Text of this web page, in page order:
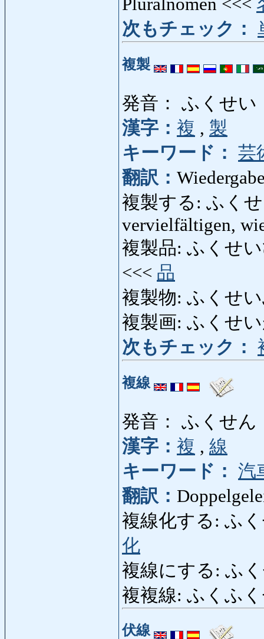
Pluralnomen <<<
次もチェック：
複製
発音： ふくせい
漢字： 複 , 製
キーワード： 芸
翻訳：
複製する: ふくせ
vervielfältigen,
複製品: ふくせ
<<< 品
複製物: ふくせ
複製画: ふくせい
次もチェック：
複線
発音： ふくせん
漢字： 複 , 線
キーワード： 汽
翻訳：
複線化する: ふく
化
複線にする: ふ
複複線: ふくふ
伏線